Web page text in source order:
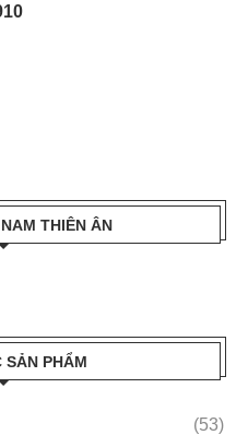
THIÊN ÂN
SẢN PHẨM
(53)